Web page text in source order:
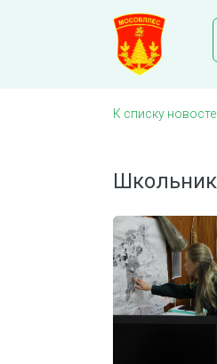
К списку